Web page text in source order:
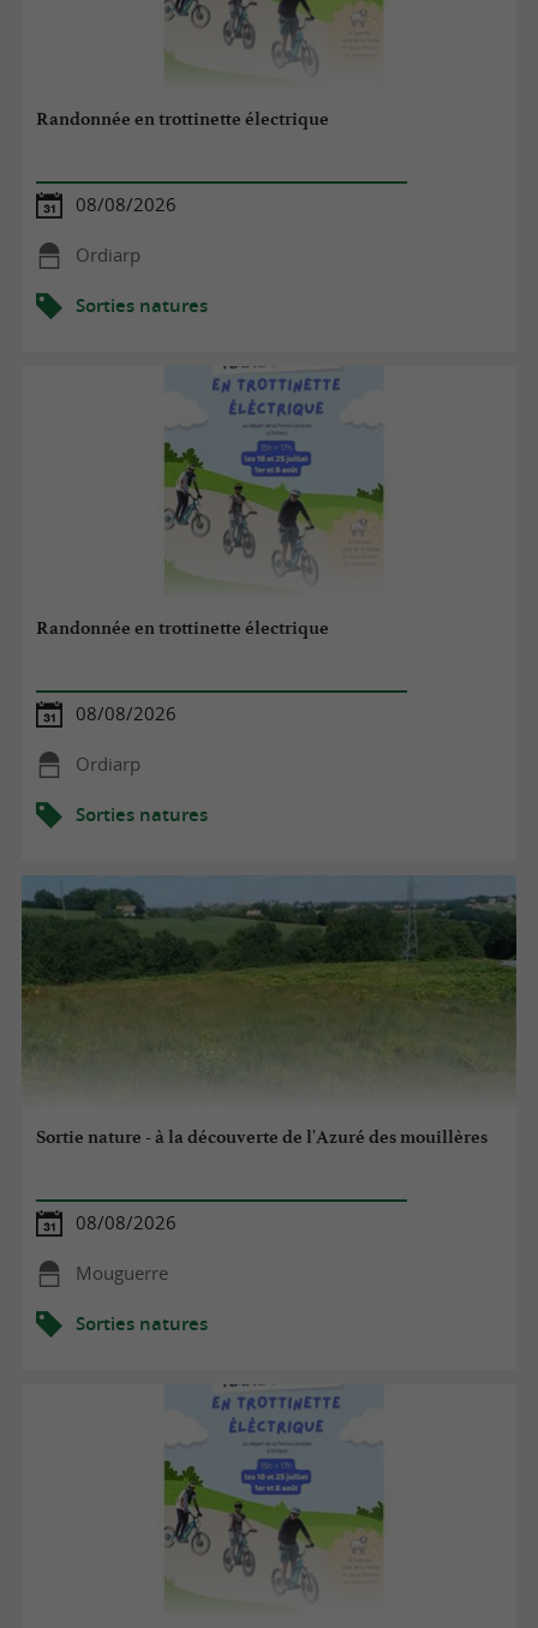
Randonnée en trottinette électrique
08/08/2026
Ordiarp
Sorties natures
Randonnée en trottinette électrique
08/08/2026
Ordiarp
Sorties natures
Sortie nature - à la découverte de l'Azuré des mouillères
08/08/2026
Mouguerre
Sorties natures